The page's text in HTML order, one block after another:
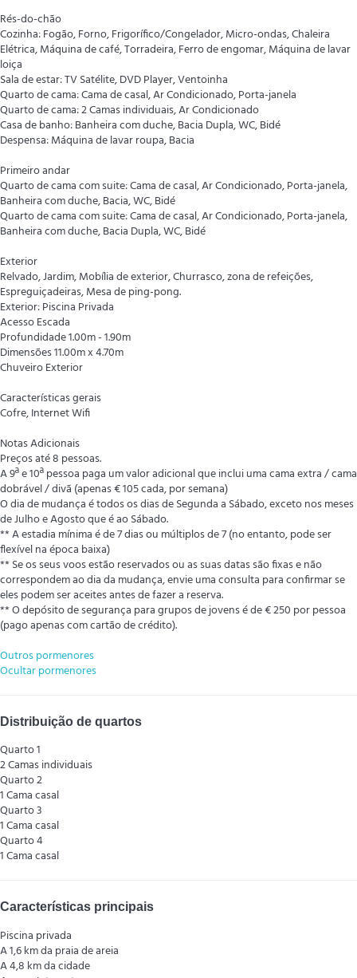
Rés-do-chão
Cozinha: Fogão, Forno, Frigorífico/Congelador, Micro-ondas, Chaleira
Elétrica, Máquina de café, Torradeira, Ferro de engomar, Máquina de lavar
loiça
Sala de estar: TV Satélite, DVD Player, Ventoinha
Quarto de cama: Cama de casal, Ar Condicionado, Porta-janela
Quarto de cama: 2 Camas individuais, Ar Condicionado
Casa de banho: Banheira com duche, Bacia Dupla, WC, Bidé
Despensa: Máquina de lavar roupa, Bacia
Primeiro andar
Quarto de cama com suite: Cama de casal, Ar Condicionado, Porta-janela,
Banheira com duche, Bacia, WC, Bidé
Quarto de cama com suite: Cama de casal, Ar Condicionado, Porta-janela,
Banheira com duche, Bacia Dupla, WC, Bidé
Exterior
Relvado, Jardim, Mobília de exterior, Churrasco, zona de refeições,
Espreguiçadeiras, Mesa de ping-pong.
Exterior: Piscina Privada
Acesso Escada
Profundidade 1.00m - 1.90m
Dimensões 11.00m x 4.70m
Chuveiro Exterior
Características gerais
Cofre, Internet Wifi
Notas Adicionais
Preços até 8 pessoas.
A 9ª e 10ª pessoa paga um valor adicional que inclui uma cama extra / cama
dobrável / divã (apenas € 105 cada, por semana)
O dia de mudança é todos os dias de Segunda a Sábado, exceto nos meses
de Julho e Agosto que é ao Sábado.
** A estadia mínima é de 7 dias ou múltiplos de 7 (no entanto, pode ser
flexível na época baixa)
** Se os seus voos estão reservados ou as suas datas são fixas e não
correspondem ao dia da mudança, envie uma consulta para confirmar se
eles podem ser aceites antes de fazer a reserva.
** O depósito de segurança para grupos de jovens é de € 250 por pessoa
(pago apenas com cartão de crédito).
Outros pormenores
Ocultar pormenores
Distribuição de quartos
Quarto 1
2 Camas individuais
Quarto 2
1 Cama casal
Quarto 3
1 Cama casal
Quarto 4
1 Cama casal
Características principais
Piscina privada
A 1,6 km da praia de areia
A 4,8 km da cidade